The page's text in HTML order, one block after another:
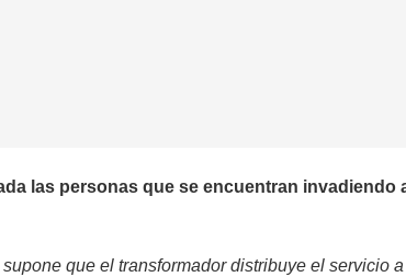
las personas que se encuentran invadiendo
que el transformador distribuye el servicio